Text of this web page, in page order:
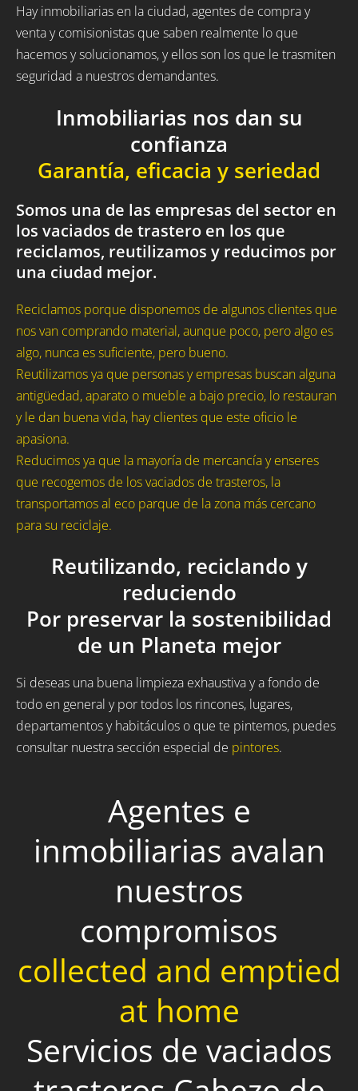
Hay inmobiliarias en la ciudad, agentes de compra y
venta y comisionistas que saben realmente lo que
hacemos y solucionamos, y ellos son los que le trasmiten
seguridad a nuestros demandantes.
Inmobiliarias nos dan su
confianza
Garantía, eficacia y seriedad
Somos una de las empresas del sector en
los vaciados de trastero en los que
reciclamos, reutilizamos y reducimos por
una ciudad mejor.
Reciclamos porque disponemos de algunos clientes que
nos van comprando material, aunque poco, pero algo es
algo, nunca es suficiente, pero bueno.
Reutilizamos ya que personas y empresas buscan alguna
antigüedad, aparato o mueble a bajo precio, lo restauran
y le dan buena vida, hay clientes que este oficio le
apasiona.
Reducimos ya que la mayoría de mercancía y enseres
que recogemos de los vaciados de trasteros, la
transportamos al eco parque de la zona más cercano
para su reciclaje.
Reutilizando, reciclando y
reduciendo
Por preservar la sostenibilidad
de un Planeta mejor
Si deseas una buena limpieza exhaustiva y a fondo de
todo en general y por todos los rincones, lugares,
departamentos y habitáculos o que te pintemos, puedes
consultar nuestra sección especial de pintores.
Agentes e
inmobiliarias avalan
nuestros
compromisos
collected and emptied
at home
Servicios de vaciados